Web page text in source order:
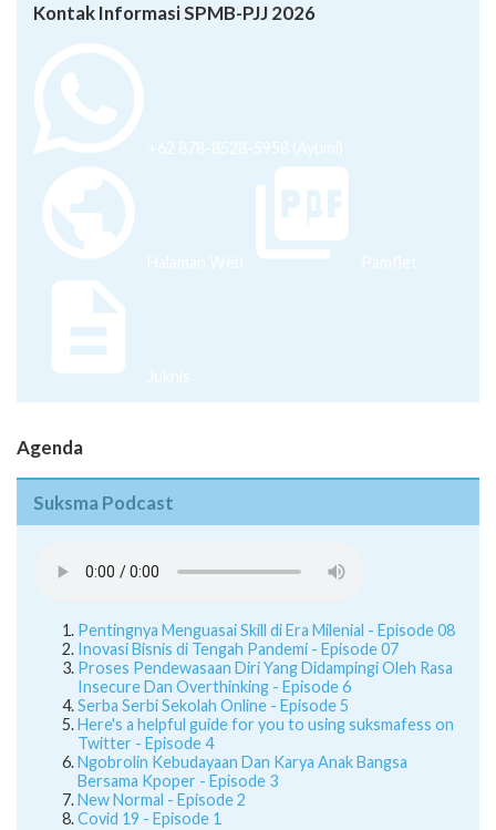
Kontak Informasi SPMB-PJJ 2026
+62 878-8528-5958 (Ayumi)
Halaman Web Pamflet
Juknis
Agenda
Suksma Podcast
Pentingnya Menguasai Skill di Era Milenial - Episode 08
Inovasi Bisnis di Tengah Pandemi - Episode 07
Proses Pendewasaan Diri Yang Didampingi Oleh Rasa
Insecure Dan Overthinking - Episode 6
Serba Serbi Sekolah Online - Episode 5
Here's a helpful guide for you to using suksmafess on
Twitter - Episode 4
Ngobrolin Kebudayaan Dan Karya Anak Bangsa
Bersama Kpoper - Episode 3
New Normal - Episode 2
Covid 19 - Episode 1